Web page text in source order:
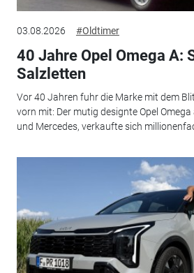
03.08.2026 #Oldtimer
40 Jahre Opel Omega A:
Salzletten
Vor 40 Jahren fuhr die Marke mit dem
vorn mit: Der mutig designte Opel
und Mercedes, verkaufte sich